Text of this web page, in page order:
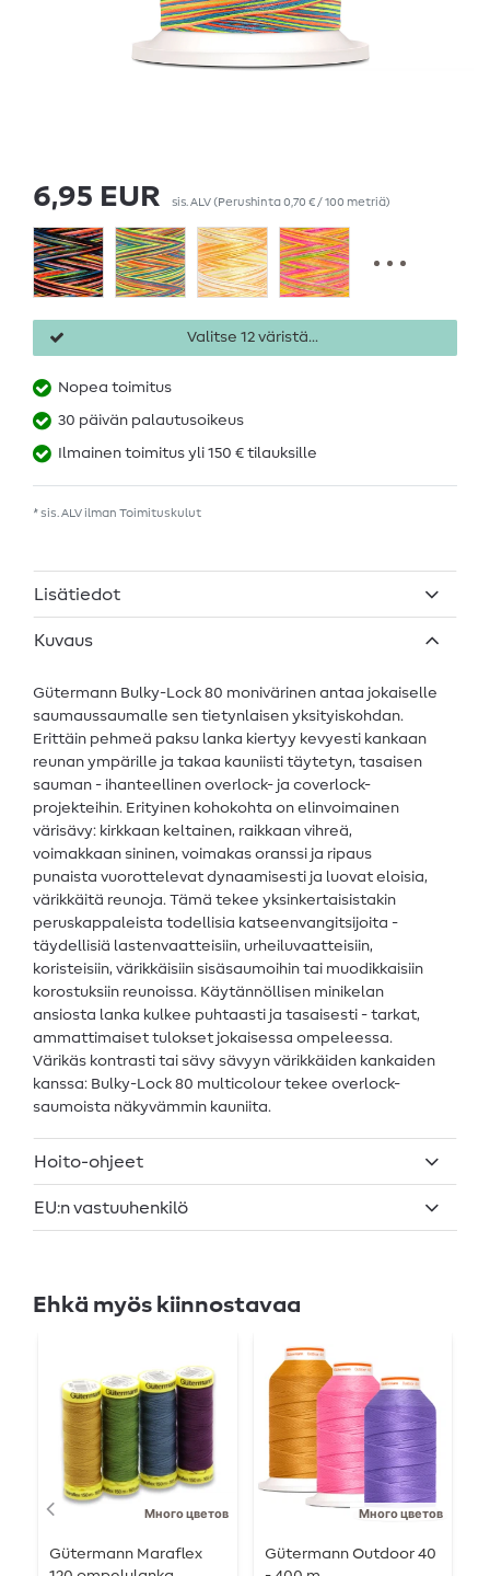
6,95 EUR sis. ALV(Perushinta0,70 € / 100 metriä)
Valitse 12 väristä...
Nopea toimitus
30 päivän palautusoikeus
Ilmainen toimitus yli 150 € tilauksille
* sis. ALV ilman Toimituskulut
Lisätiedot
Kuvaus
Gütermann Bulky-Lock 80 monivärinen antaa jokaiselle
saumaussaumalle sen tietynlaisen yksityiskohdan.
Erittäin pehmeä paksu lanka kiertyy kevyesti kankaan
reunan ympärille ja takaa kauniisti täytetyn, tasaisen
sauman - ihanteellinen overlock- ja coverlock-
projekteihin. Erityinen kohokohta on elinvoimainen
värisävy: kirkkaan keltainen, raikkaan vihreä,
voimakkaan sininen, voimakas oranssi ja ripaus
punaista vuorottelevat dynaamisesti ja luovat eloisia,
värikkäitä reunoja. Tämä tekee yksinkertaisistakin
peruskappaleista todellisia katseenvangitsijoita -
täydellisiä lastenvaatteisiin, urheiluvaatteisiin,
koristeisiin, värikkäisiin sisäsaumoihin tai muodikkaisiin
korostuksiin reunoissa. Käytännöllisen minikelan
ansiosta lanka kulkee puhtaasti ja tasaisesti - tarkat,
ammattimaiset tulokset jokaisessa ompeleessa.
Värikäs kontrasti tai sävy sävyyn värikkäiden kankaiden
kanssa: Bulky-Lock 80 multicolour tekee overlock-
saumoista näkyvämmin kauniita.
Hoito-ohjeet
EU:n vastuuhenkilö
Ehkä myös kiinnostavaa
Много цветов
Gütermann Maraflex
Много цветов
Gütermann Outdoor 40